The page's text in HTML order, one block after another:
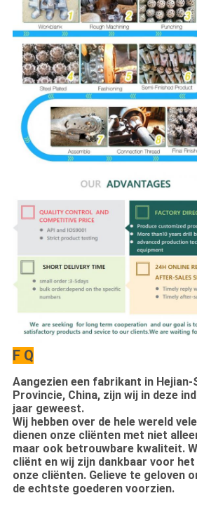
F Q
Aangezien een fabrikant in
Provincie, China, zijn wij in deze
jaar geweest.
Wij hebben over de hele wereld
dienen onze cliënten met niet
maar ook betrouwbare kwaliteit.
cliënt en wij zijn dankbaar voor
onze cliënten. Gelieve te geloven
de echtste goederen voorzien.